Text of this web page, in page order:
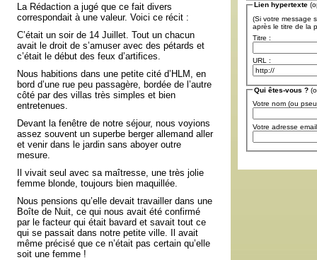
La Rédaction a jugé que ce fait divers
correspondait à une valeur. Voici ce récit :
C’était un soir de 14 Juillet. Tout un chacun
avait le droit de s’amuser avec des pétards et
c’était le début des feux d’artifices.
Nous habitions dans une petite cité d’HLM, en
bord d’une rue peu passagère, bordée de l’autre
côté par des villas très simples et bien
entretenues.
Devant la fenêtre de notre séjour, nous voyions
assez souvent un superbe berger allemand aller
et venir dans le jardin sans aboyer outre
mesure.
Il vivait seul avec sa maîtresse, une très jolie
femme blonde, toujours bien maquillée.
Nous pensions qu’elle devait travailler dans une
Boîte de Nuit, ce qui nous avait été confirmé
par le facteur qui était bavard et savait tout ce
qui se passait dans notre petite ville. Il avait
même précisé que ce n’était pas certain qu’elle
soit une femme !
Lien hypertexte
(Si votre message
après le titre de la
Titre :
URL :
Qui êtes-vous ?
Votre nom (ou
Votre adresse